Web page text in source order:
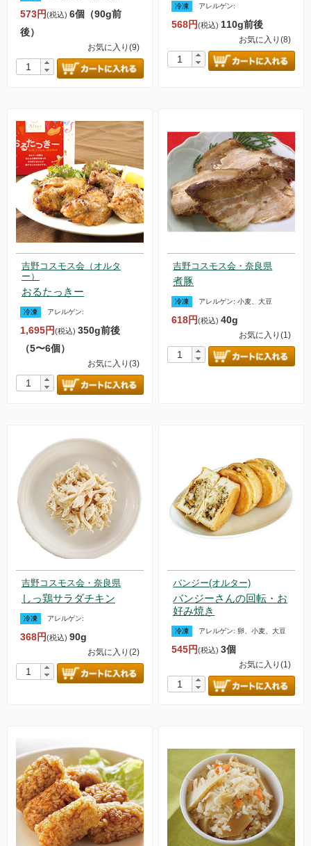
乾物
伝統酒類
菓子類
粉・餅
健康応援グッズ
石けん・生活用品
食べもの百科（書籍）
ご利用ガイド
お買い物について
取扱いアイテム数について
カートについて
送料ついて
返品・キャンセルについて
お支払い方法について
賞味期限について
よくあるご質問
オルター品もの
取扱店のご紹介
新規募集中！
フランチャイズビジネス
573円(税込) 6個（90g前
後）
お気に入り(9)
冷凍 アレルゲン:
568円(税込) 110g前後
お気に入り(8)
吉野コスモス会（オルタ
ー）
おるたっきー
冷凍 アレルゲン:
1,695円(税込) 350g前後
（5〜6個）
お気に入り(3)
吉野コスモス会・奈良県
煮豚
冷凍 アレルゲン:小麦、大豆
618円(税込)40g
お気に入り(1)
吉野コスモス会・奈良県
しっ鶏サラダチキン
冷凍 アレルゲン:
368円(税込) 90g
お気に入り(2)
バンジー(オルター)
バンジーさんの回転・お
好み焼き
冷凍 アレルゲン:卵、小麦、大豆
545円(税込)3個
お気に入り(1)